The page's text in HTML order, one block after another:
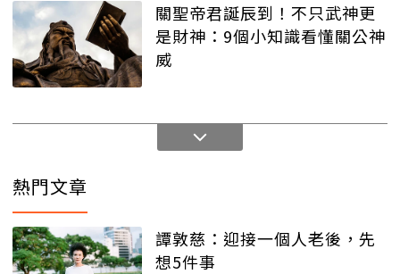
關聖帝君誕辰到！不只武神更
是財神：9個小知識看懂關公神
威
熱門文章
譚敦慈：迎接一個人老後，先
想5件事